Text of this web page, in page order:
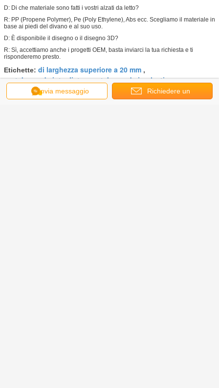
D: Di che materiale sono fatti i vostri alzati da letto?
R: PP (Propene Polymer), Pe (Poly Ethylene), Abs ecc. Scegliamo il materiale in
base ai piedi del divano e al suo uso.
D: È disponibile il disegno o il disegno 3D?
R: Sì, accettiamo anche i progetti OEM, basta inviarci la tua richiesta e ti
risponderemo presto.
Etichette: di larghezza superiore a 20 mm ,
portabevande intagliata,portabevande in plastica
Ottieni il miglior prezzo per
Invia messaggio Richiedere un